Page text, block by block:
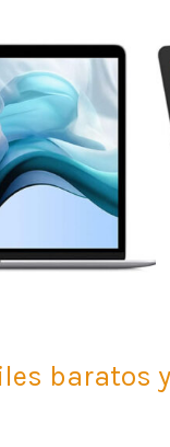
baratos